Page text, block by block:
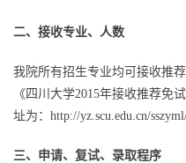
二、接收专业、人数
我院所有招生专业均可接收推
《四川大学2015年接收推荐免
址为： http://yz.scu.edu.cn/
三、申请、复试、录取程序